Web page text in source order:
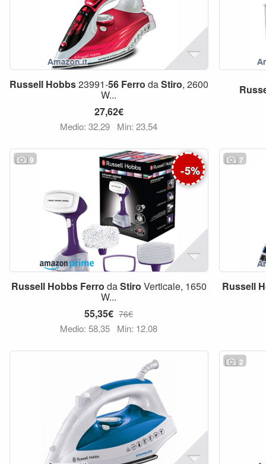
Russell Hobbs23991-56 Ferro daStiro, 2600
W...
27,62€
Medio: 32,29 Min: 23,54
9
-5%
Russell Hobbs Ferro daStiro Verticale, 1650
W...
55,35€ 76€
Medio: 58,35 Min: 12,08
7
Russell
2